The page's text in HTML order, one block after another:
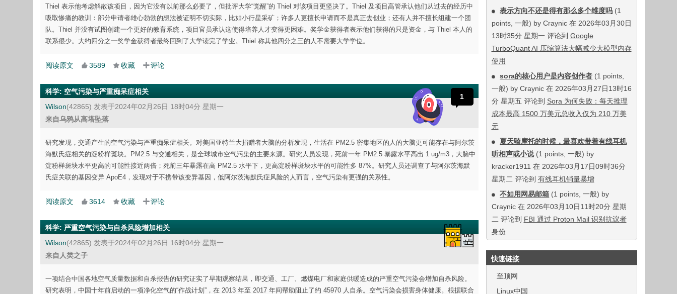
表示方向不还是得有那么多个维度吗 (1
points, 一般) by Craynic 在 2026年03月30日
13时35分 星期一 评论到 Google
TurboQuant AI 压缩算法大幅减少大模型内存
使用
sora的核心用户是内容创作者 (1 points,
一般) by Craynic 在 2026年03月27日13时16
分 星期五 评论到 Sora 为何失败：每天推理
成本最高 1500 万美元总收入仅为 210 万美
元
夏天骑摩托的时候，最喜欢带着有线耳机
听相声或小说(1 points, 一般) by
kracker1911 在 2026年03月17日09时36分
星期二 评论到 有线耳机销量暴增
不如用网易邮箱 (1 points, 一般) by
Craynic 在 2026年03月10日11时20分 星期
二 评论到 FBI 通过 Proton Mail 识别抗议者
身份
快速链接
至顶网
Linux中国
Thiel 表示他考虑解散该项目，因为它没有以前那么必要了，但批评大学“觉醒”的 Thiel 对该项目更坚决了。Thiel 及项目高管承认他们从过去的经历中
吸取惨痛的教训：部分申请者雄心勃勃的想法被证明不切实际，比如小行星采矿；许多人更擅长申请而不是真正去创业；还有人并不擅长组建一个团
队。Thiel 并没有试图创建一个更好的教育系统，项目官员承认这使得培养人才变得更困难。奖学金获得者表示他们获得的只是资金，与 Thiel 本人的
联系很少。大约四分之一奖学金获得者最终回到了大学读完了学业。Thiel 称其他四分之三的人不需要大学学位。
阅读原文 3589 收藏 评论
科学: 空气污染与严重痴呆症相关
1
Wilson(42865) 发表于2024年02月26日 18时04分 星期一
来自乌鸦从高塔坠落
研究发现，交通产生的空气污染与严重痴呆症相关。对美国亚特兰大捐赠者大脑的分析发现，生活在 PM2.5 密集地区的人的大脑更可能存在与阿尔茨
海默氏症相关的淀粉样斑块。PM2.5 与交通相关，是全球城市空气污染的主要来源。研究人员发现，死前一年 PM2.5 暴露水平高出 1 ug/m3，大脑中
淀粉样斑块水平更高的可能性接近两倍；死前三年暴露在高 PM2.5 水平下，更高淀粉样斑块水平的可能性多 87%。研究人员还调查了与阿尔茨海默
氏症关联的基因变异 ApoE4，发现对于不携带该变异基因，低阿尔茨海默氏症风险的人而言，空气污染有更强的关系性。
阅读原文 3614 收藏 评论
科学: 严重空气污染与自杀风险增加相关
Wilson(42865) 发表于2024年02月26日 16时04分 星期一
来自人类之子
一项结合中国各地空气质量数据和自杀报告的研究证实了早期观察结果，即交通、工厂、燃煤电厂和家庭供暖造成的严重空气污染会增加自杀风险。
研究表明，中国十年前启动的一项净化空气的“作战计划”，在 2013 年至 2017 年间帮助阻止了约 45970 人自杀。空气污染会损害身体健康。根据联合